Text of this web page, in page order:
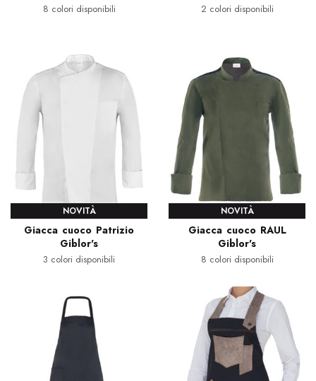
8 colori disponibili 2 colori disponibili
NOVITÀ
Giacca cuoco Patrizio
Giblor's
3 colori disponibili
NOVITÀ
Giacca cuoco RAUL
Giblor's
8 colori disponibili